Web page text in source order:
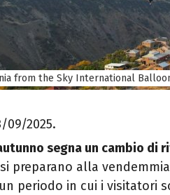
from the Sky International
09/2025.
segna un cambio di
preparano alla
periodo in cui i visitatori